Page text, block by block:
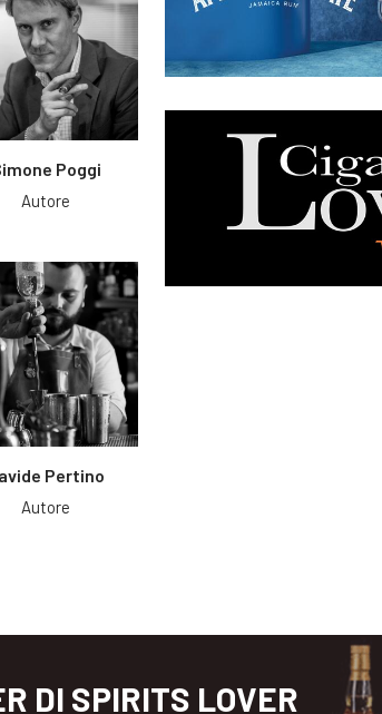
Poggi
Autore
Pertino
Autore
DI SPIRITS LOVER